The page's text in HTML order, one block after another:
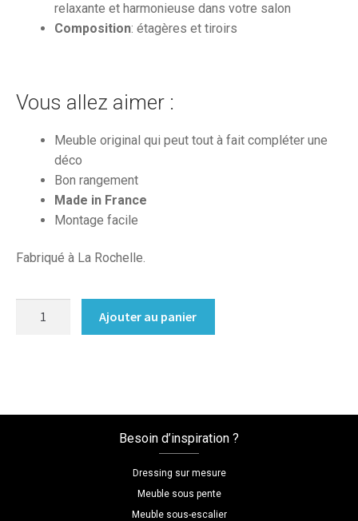
relaxante et harmonieuse dans votre salon
Composition: étagères et tiroirs
Vous allez aimer :
Meuble original qui peut tout à fait compléter une
déco
Bon rangement
Made in France
Montage facile
Fabriqué à La Rochelle.
Ajouter au panier
Besoin d’inspiration ?
Dressing sur mesure
Meuble sous pente
Meuble sous-escalier